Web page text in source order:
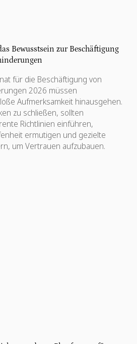
Bewusstsein zur Beschäftigung
für die Beschäftigung von
2026 müssen
Aufmerksamkeit hinausgehen.
zu schließen, sollten
Richtlinien einführen,
ermutigen und gezielte
um Vertrauen aufzubauen.